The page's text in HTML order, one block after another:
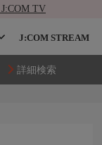
TV
J:COM STREAM
詳細検索